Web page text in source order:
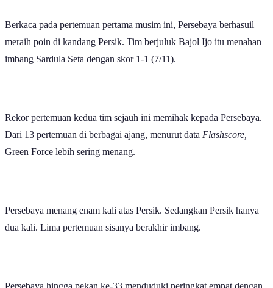
Berkaca pada pertemuan pertama musim ini, Persebaya berhasuil
meraih poin di kandang Persik. Tim berjuluk Bajol Ijo itu menahan
imbang Sardula Seta dengan skor 1-1 (7/11).
Rekor pertemuan kedua tim sejauh ini memihak kepada Persebaya.
Dari 13 pertemuan di berbagai ajang, menurut data Flashscore,
Green Force lebih sering menang.
Persebaya menang enam kali atas Persik. Sedangkan Persik hanya
dua kali. Lima pertemuan sisanya berakhir imbang.
Persebaya hingga pekan ke-33 menduduki peringkat empat dengan